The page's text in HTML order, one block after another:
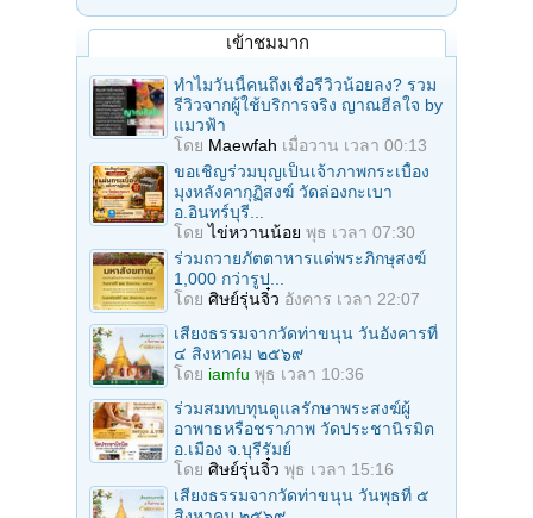
เข้าชมมาก
ทำไมวันนี้คนถึงเชื่อรีวิวน้อยลง? รวม
รีวิวจากผู้ใช้บริการจริง ญาณฮีลใจ by
แมวฟ้า
โดย Maewfah เมื่อวาน เวลา 00:13
ขอเชิญร่วมบุญเป็นเจ้าภาพกระเบื้อง
มุงหลังคากุฏิสงฆ์ วัดล่องกะเบา
อ.อินทร์บุรี...
โดยไข่หวานน้อย พุธ เวลา 07:30
ร่วมถวายภัตตาหารแด่พระภิกษุสงฆ์
1,000 กว่ารูป...
โดย ศิษย์รุ่นจิ๋ว อังคาร เวลา 22:07
เสียงธรรมจากวัดท่าขนุน วันอังคารที่
๔ สิงหาคม ๒๕๖๙
โดย iamfu พุธ เวลา 10:36
ร่วมสมทบทุนดูแลรักษาพระสงฆ์ผู้
อาพาธหรือชราภาพ วัดประชานิรมิต
อ.เมือง จ.บุรีรัมย์
โดย ศิษย์รุ่นจิ๋ว พุธ เวลา 15:16
เสียงธรรมจากวัดท่าขนุน วันพุธที่ ๕